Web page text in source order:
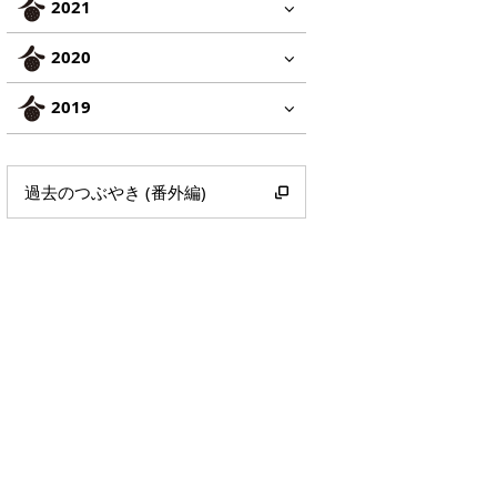
2021
2020
2019
過去のつぶやき (番外編)